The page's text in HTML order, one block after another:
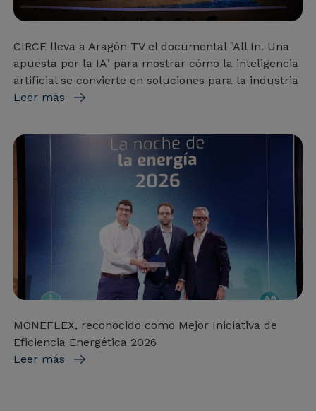
CIRCE lleva a Aragón TV el documental "All In. Una
apuesta por la IA" para mostrar cómo la inteligencia
artificial se convierte en soluciones para la industria
Leer más
MONEFLEX, reconocido como Mejor Iniciativa de
Eficiencia Energética 2026
Leer más